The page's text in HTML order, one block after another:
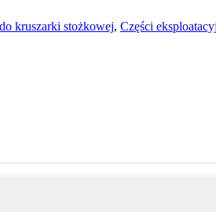
kruszarki stożkowej, Części